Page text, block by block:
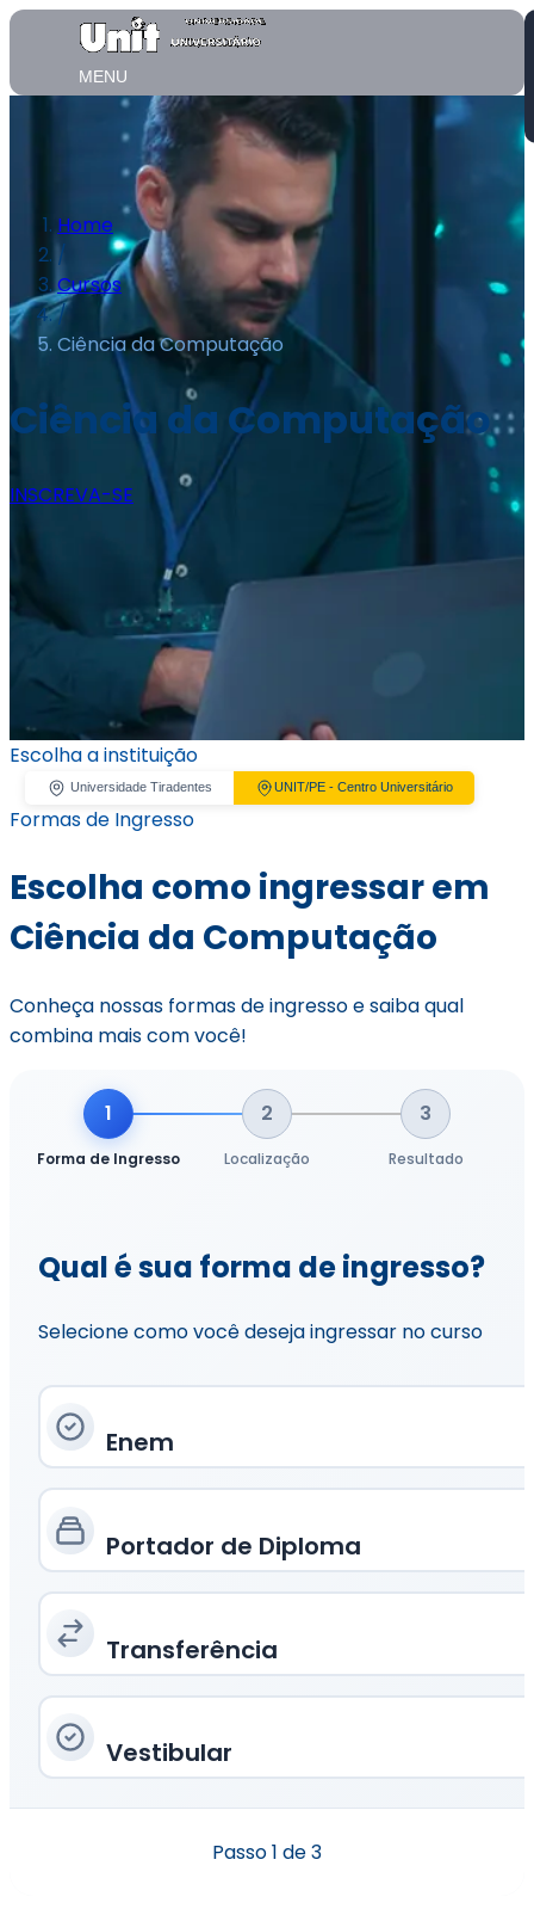
MENU
Home
/
Cursos
/
Ciência da Computação
Ciência da Computação
INSCREVA-SE
Escolha a instituição
Universidade Tiradentes UNIT/PE - Centro Universitário
Formas de Ingresso
Escolha como ingressar em
Ciência da Computação
Conheça nossas formas de ingresso e saiba qual
combina mais com você!
1
Forma de Ingresso
2
Localização
3
Resultado
Qual é sua forma de ingresso?
Selecione como você deseja ingressar no curso
Enem
Portador de Diploma
Transferência
Vestibular
Passo1 de 3